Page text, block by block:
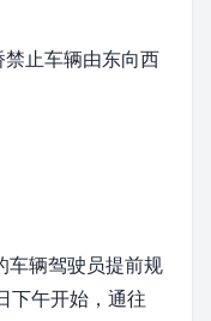
止车辆由东向西
车辆驾驶员提前规
下午开始，通往